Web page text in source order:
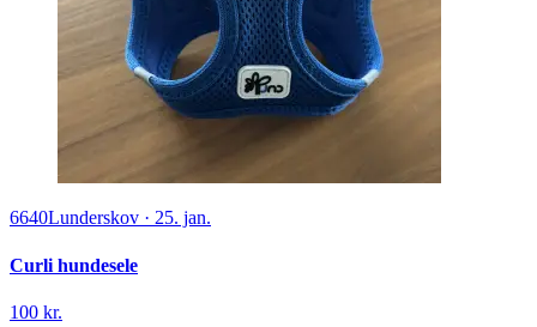
6640Lunderskov · 25. jan.
Curli hundesele
100 kr.